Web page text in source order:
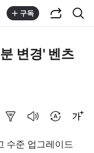
구독
변경' 벤츠
수준 업그레이드